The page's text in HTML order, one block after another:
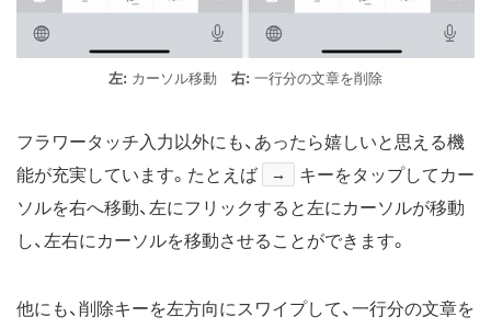
左: カーソル移動 右: 一行分の文章を削除
フラワータッチ入力以外にも、あったら嬉しいと思える機
能が充実しています。たとえば
→
キーをタップしてカー
ソルを右へ移動、左にフリックすると左にカーソルが移動
し、左右にカーソルを移動させることができます。
他にも、削除キーを左方向にスワイプして、一行分の文章を